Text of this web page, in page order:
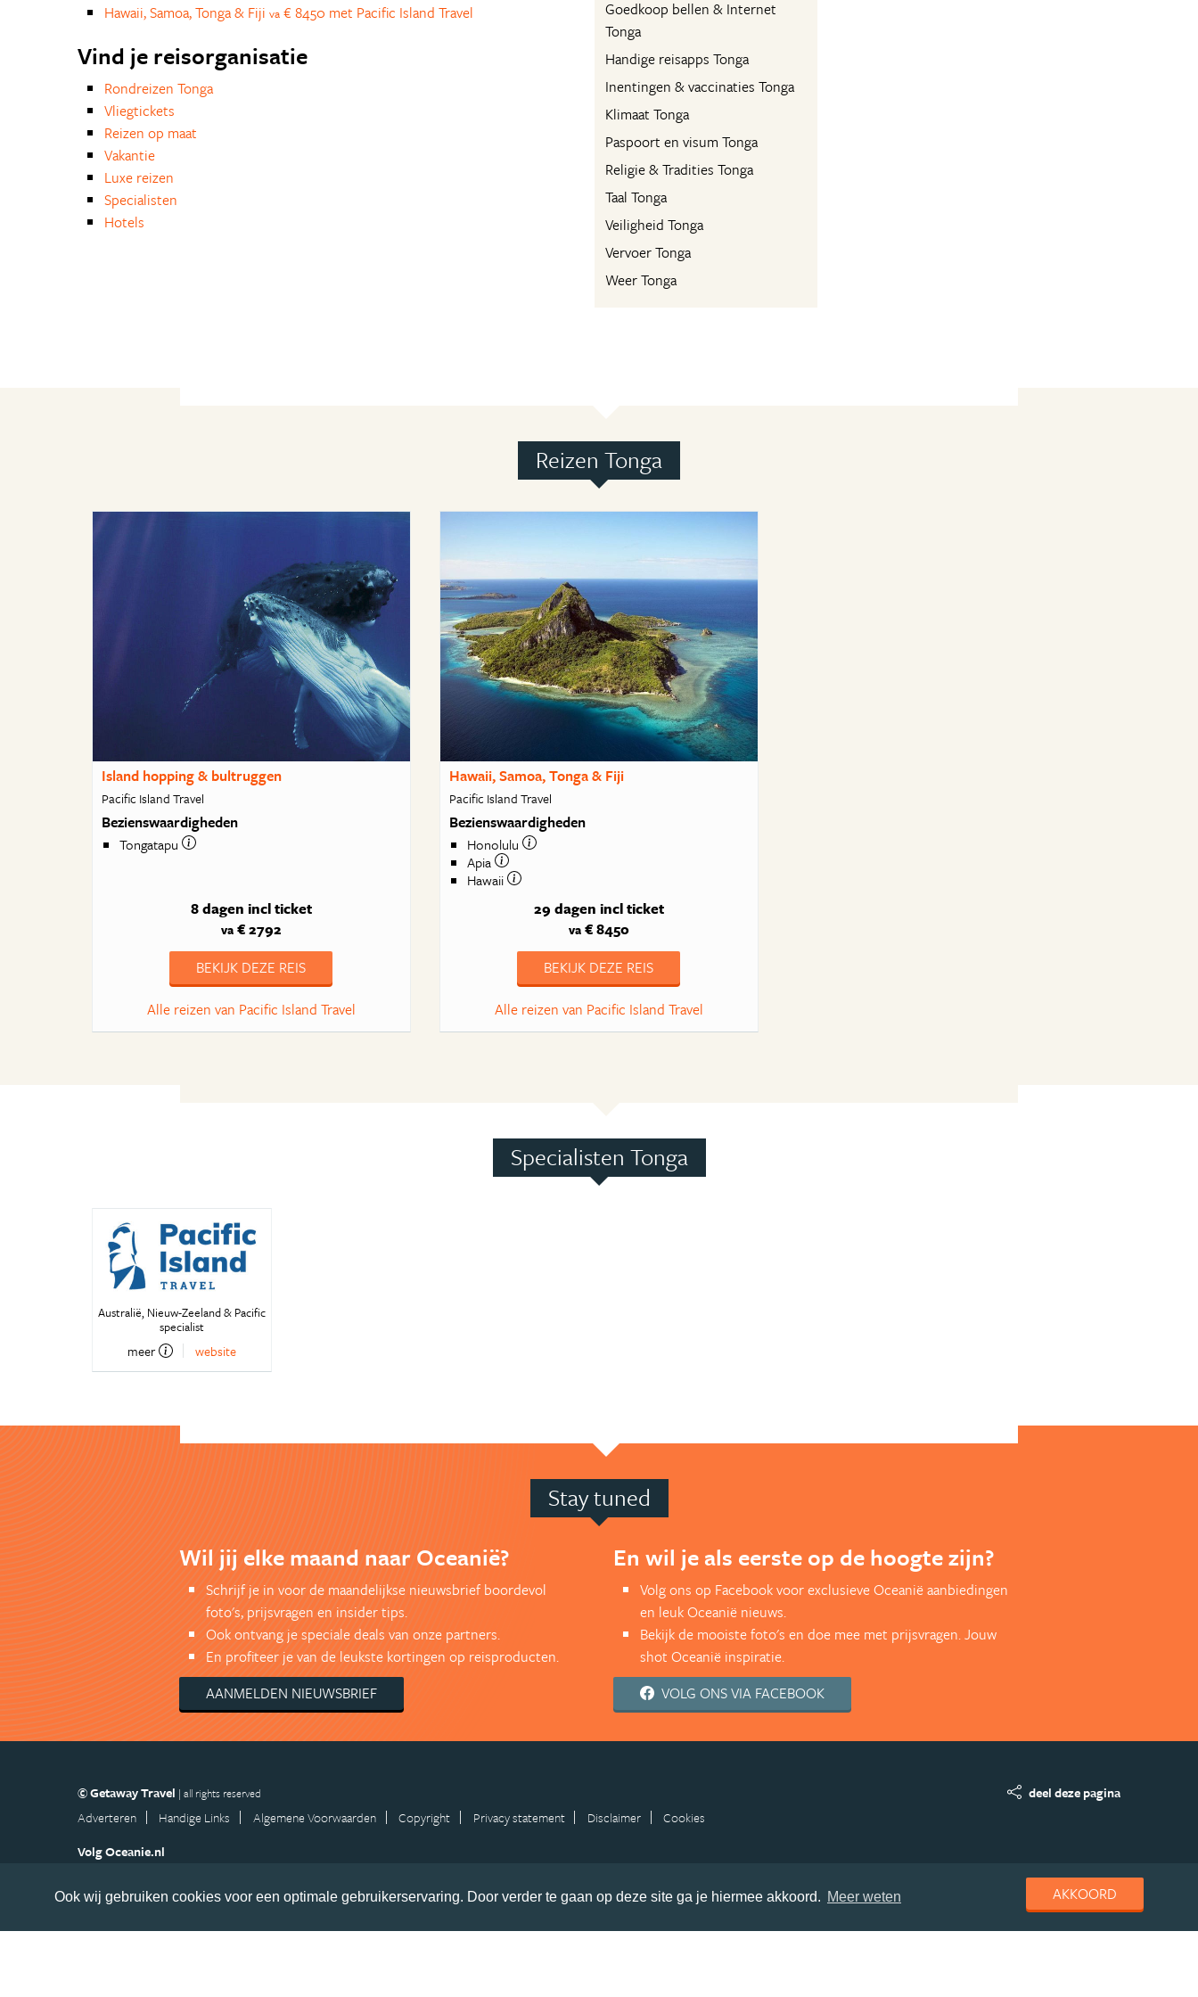
Ook wij gebruiken cookies voor een optimale gebruikerservaring. Door verder te gaan op deze site ga je hiermee akkoord. Meer weten AKKOORD
Goedkoop bellen & Internet
Tonga
Handige reisapps Tonga
Inentingen & vaccinaties Tonga
Klimaat Tonga
Paspoort en visum Tonga
Religie & Tradities Tonga
Taal Tonga
Veiligheid Tonga
Vervoer Tonga
Weer Tonga
Hawaii, Samoa, Tonga & Fiji va € 8450 met Pacific Island Travel
Vind je reisorganisatie
Rondreizen Tonga
Vliegtickets
Reizen op maat
Vakantie
Luxe reizen
Specialisten
Hotels
Reizen Tonga
Island hopping & bultruggen
Pacific Island Travel
Bezienswaardigheden
Tongatapu
8 dagen incl ticket
va€ 2792
BEKIJK DEZE REIS
Alle reizen van Pacific Island Travel
Hawaii, Samoa, Tonga & Fiji
Pacific Island Travel
Bezienswaardigheden
Honolulu
Apia
Hawaii
29 dagen incl ticket
va€ 8450
BEKIJK DEZE REIS
Alle reizen van Pacific Island Travel
Specialisten Tonga
Australië, Nieuw-Zeeland & Pacific
specialist
meer website
Stay tuned
Wil jij elke maand naar Oceanië?
Schrijf je in voor de maandelijkse nieuwsbrief boordevol
foto's, prijsvragen en insider tips.
Ook ontvang je speciale deals van onze partners.
En profiteer je van de leukste kortingen op reisproducten.
AANMELDEN NIEUWSBRIEF
En wil je als eerste op de hoogte zijn?
Volg ons op Facebook voor exclusieve Oceanië aanbiedingen
en leuk Oceanië nieuws.
Bekijk de mooiste foto's en doe mee met prijsvragen. Jouw
shot Oceanië inspiratie.
VOLG ONS VIA FACEBOOK
deel deze pagina
© Getaway Travel | all rights reserved
Adverteren Handige Links Algemene Voorwaarden Copyright Privacy statement Disclaimer
Cookies
Volg Oceanie.nl